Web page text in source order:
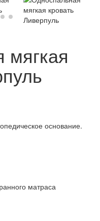
мягкая
основание.
матраса